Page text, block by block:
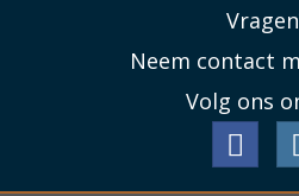
Neem contact
Volg ons